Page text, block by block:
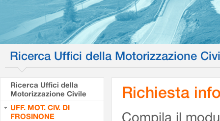
Ricerca Uffici della Motorizzazione
Ricerca Uffici della
Motorizzazione Civile
UFF. MOT. CIV. DI
FROSINONE
Richiesta
Compila il